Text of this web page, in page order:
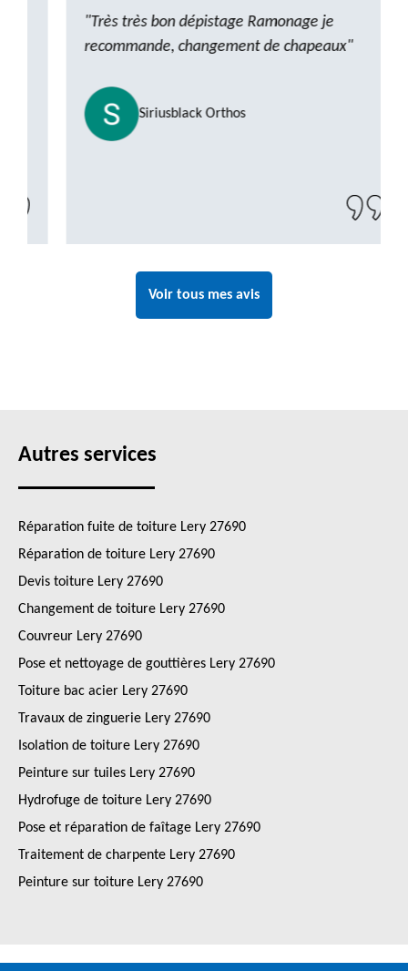
"Très très bon dépistage Ramonage je
recommande, changement de chapeaux"
Siriusblack Orthos
Voir tous mes avis
Autres services
Réparation fuite de toiture Lery 27690
Réparation de toiture Lery 27690
Devis toiture Lery 27690
Changement de toiture Lery 27690
Couvreur Lery 27690
Pose et nettoyage de gouttières Lery 27690
Toiture bac acier Lery 27690
Travaux de zinguerie Lery 27690
Isolation de toiture Lery 27690
Peinture sur tuiles Lery 27690
Hydrofuge de toiture Lery 27690
Pose et réparation de faîtage Lery 27690
Traitement de charpente Lery 27690
Peinture sur toiture Lery 27690